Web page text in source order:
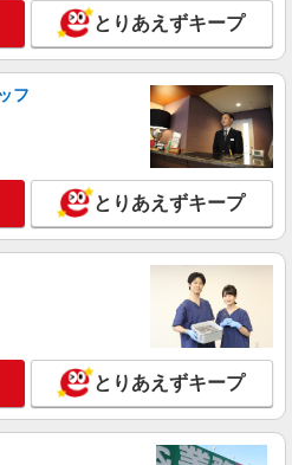
経験・無資格から看護助手へ挑
談OK♪
円〜2250円 ＜日払い有/週払い有/交
北区/綱島駅徒歩5分
詳細を見る
療現場を支える看護助手＊嬉しい高
り
円〜2250円 ＜日払い有/週払い有/交
ソリン代含む)＞
北区 菊名駅スグ
とりあえずキープ
フ
とりあえずキープ
とりあえずキープ